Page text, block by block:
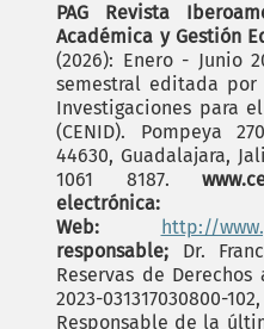
PAG Revista
Académica y Gestión
(2026): Enero - Junio
semestral editada
Investigaciones para
(CENID). Pompeya
44630, Guadalajara,
1061 8187.
Web:
http://
responsable; Dr.
Reservas de
2023-
Responsable de la